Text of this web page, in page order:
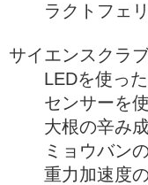
ラクトフェリン
サイエンスクラ
LEDを使った
センサーを使用
大根の辛み成
ミョウバンの
重力加速度の